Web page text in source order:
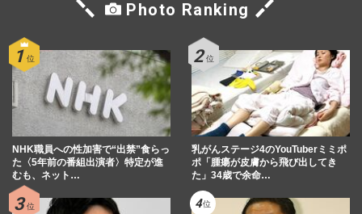
Photo Ranking
NHK職員への性加害で“出禁”食らっ
た〈5年前の番組出演者〉特定が進
むも、ネット…
乳がんステージ4のYouTuberミミポ
ポ「腫瘍が皮膚から飛び出してき
た」34歳で余命…